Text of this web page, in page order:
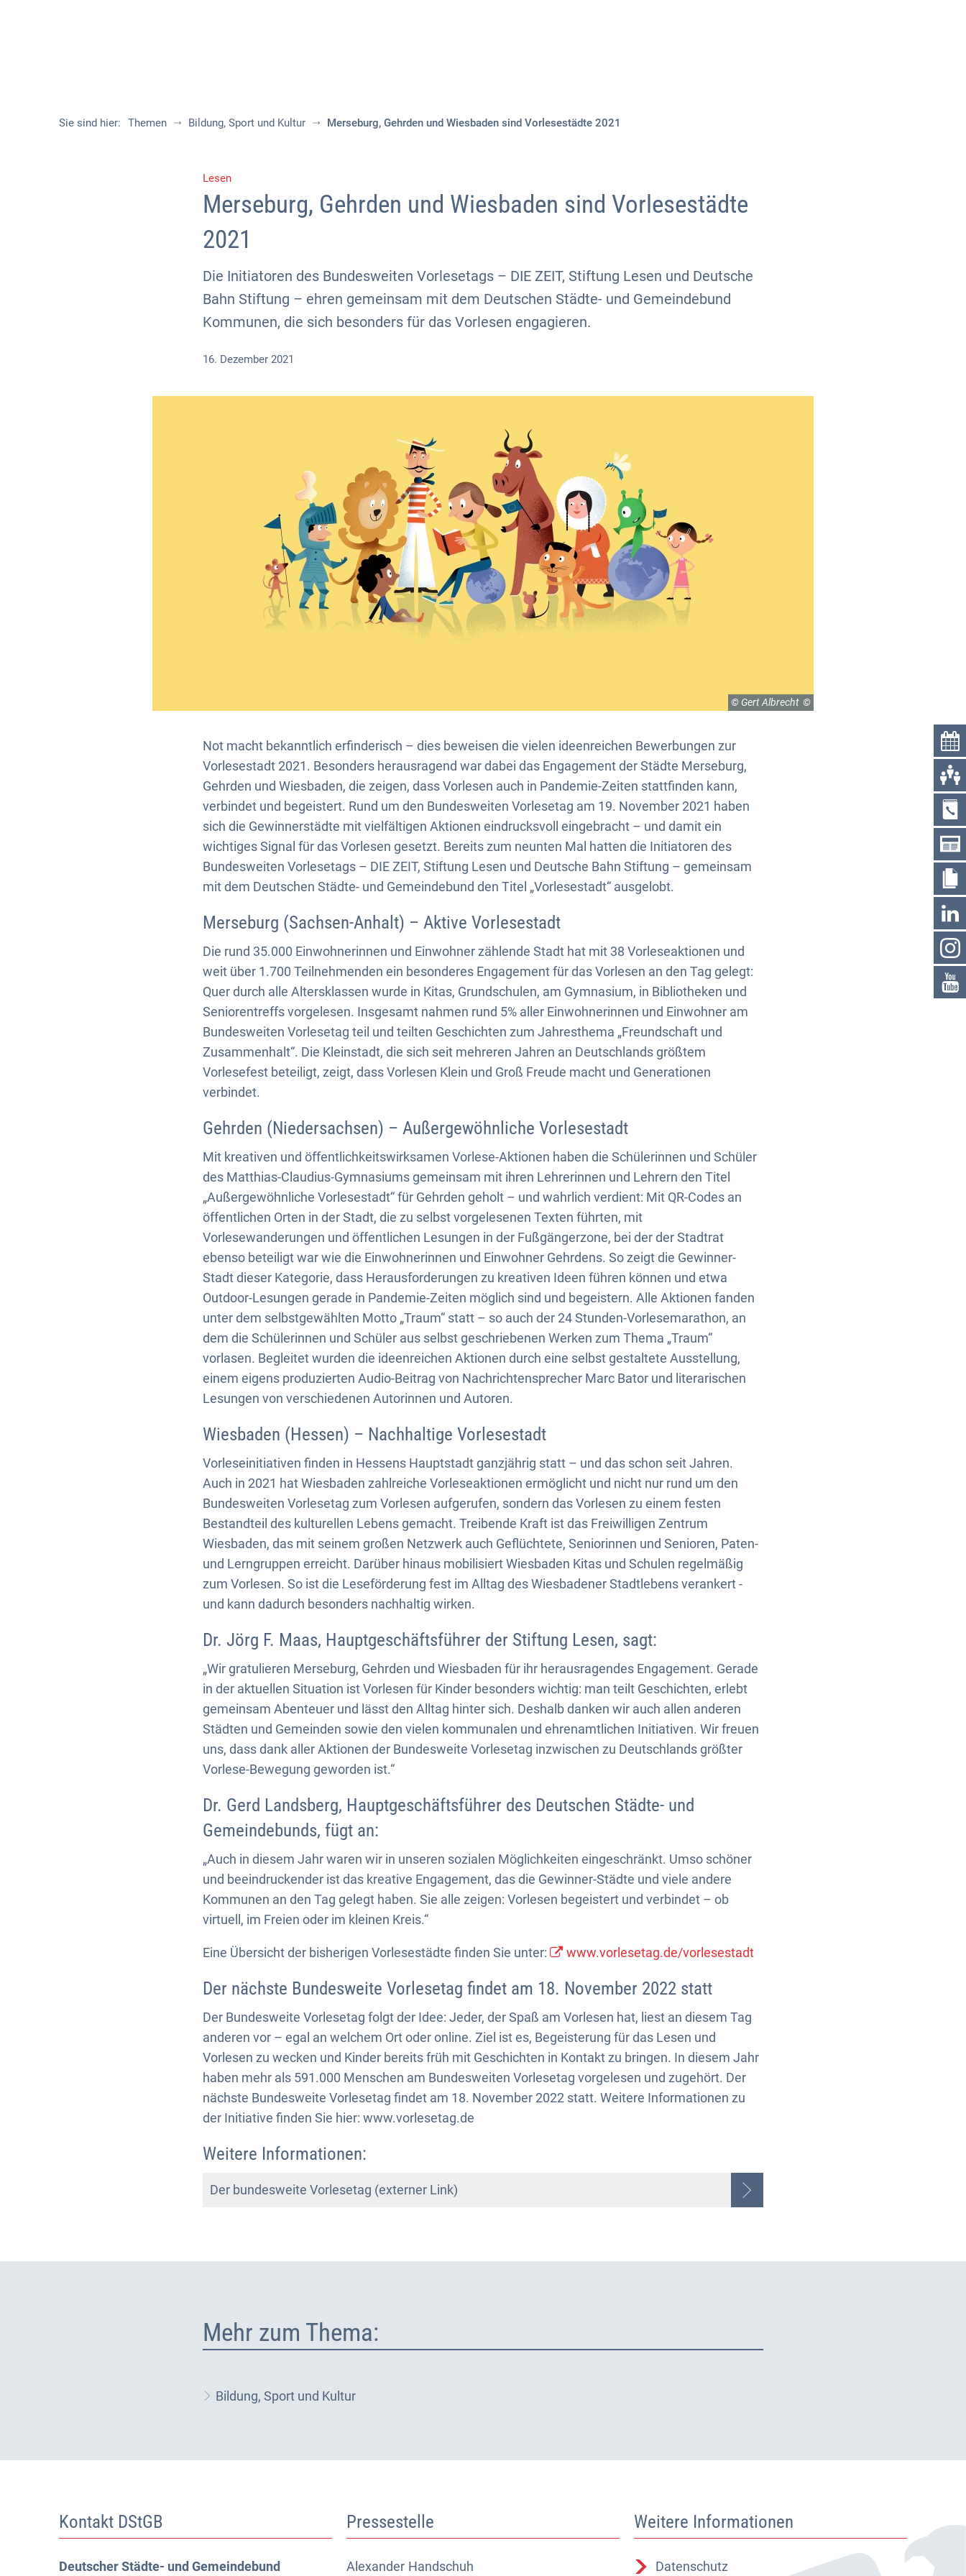
Sie sind hier: Themen Bildung, Sport und Kultur Merseburg, Gehrden und Wiesbaden sind Vorlesestädte 2021
Lesen
Merseburg, Gehrden und Wiesbaden sind Vorlesestädte
2021
Die Initiatoren des Bundesweiten Vorlesetags – DIE ZEIT, Stiftung Lesen und Deutsche
Bahn Stiftung – ehren gemeinsam mit dem Deutschen Städte- und Gemeindebund
Kommunen, die sich besonders für das Vorlesen engagieren.
16. Dezember 2021
© Gert Albrecht
Not macht bekanntlich erfinderisch – dies beweisen die vielen ideenreichen Bewerbungen zur
Vorlesestadt 2021. Besonders herausragend war dabei das Engagement der Städte Merseburg,
Gehrden und Wiesbaden, die zeigen, dass Vorlesen auch in Pandemie-Zeiten stattfinden kann,
verbindet und begeistert. Rund um den Bundesweiten Vorlesetag am 19. November 2021 haben
sich die Gewinnerstädte mit vielfältigen Aktionen eindrucksvoll eingebracht – und damit ein
wichtiges Signal für das Vorlesen gesetzt. Bereits zum neunten Mal hatten die Initiatoren des
Bundesweiten Vorlesetags – DIE ZEIT, Stiftung Lesen und Deutsche Bahn Stiftung – gemeinsam
mit dem Deutschen Städte- und Gemeindebund den Titel „Vorlesestadt“ ausgelobt.
Merseburg (Sachsen-Anhalt) – Aktive Vorlesestadt
Die rund 35.000 Einwohnerinnen und Einwohner zählende Stadt hat mit 38 Vorleseaktionen und
weit über 1.700 Teilnehmenden ein besonderes Engagement für das Vorlesen an den Tag gelegt:
Quer durch alle Altersklassen wurde in Kitas, Grundschulen, am Gymnasium, in Bibliotheken und
Seniorentreffs vorgelesen. Insgesamt nahmen rund 5% aller Einwohnerinnen und Einwohner am
Bundesweiten Vorlesetag teil und teilten Geschichten zum Jahresthema „Freundschaft und
Zusammenhalt“. Die Kleinstadt, die sich seit mehreren Jahren an Deutschlands größtem
Vorlesefest beteiligt, zeigt, dass Vorlesen Klein und Groß Freude macht und Generationen
verbindet.
Gehrden (Niedersachsen) – Außergewöhnliche Vorlesestadt
Mit kreativen und öffentlichkeitswirksamen Vorlese-Aktionen haben die Schülerinnen und Schüler
des Matthias-Claudius-Gymnasiums gemeinsam mit ihren Lehrerinnen und Lehrern den Titel
„Außergewöhnliche Vorlesestadt“ für Gehrden geholt – und wahrlich verdient: Mit QR-Codes an
öffentlichen Orten in der Stadt, die zu selbst vorgelesenen Texten führten, mit
Vorlesewanderungen und öffentlichen Lesungen in der Fußgängerzone, bei der der Stadtrat
ebenso beteiligt war wie die Einwohnerinnen und Einwohner Gehrdens. So zeigt die Gewinner-
Stadt dieser Kategorie, dass Herausforderungen zu kreativen Ideen führen können und etwa
Outdoor-Lesungen gerade in Pandemie-Zeiten möglich sind und begeistern. Alle Aktionen fanden
unter dem selbstgewählten Motto „Traum“ statt – so auch der 24 Stunden-Vorlesemarathon, an
dem die Schülerinnen und Schüler aus selbst geschriebenen Werken zum Thema „Traum“
vorlasen. Begleitet wurden die ideenreichen Aktionen durch eine selbst gestaltete Ausstellung,
einem eigens produzierten Audio-Beitrag von Nachrichtensprecher Marc Bator und literarischen
Lesungen von verschiedenen Autorinnen und Autoren.
Wiesbaden (Hessen) – Nachhaltige Vorlesestadt
Vorleseinitiativen finden in Hessens Hauptstadt ganzjährig statt – und das schon seit Jahren.
Auch in 2021 hat Wiesbaden zahlreiche Vorleseaktionen ermöglicht und nicht nur rund um den
Bundesweiten Vorlesetag zum Vorlesen aufgerufen, sondern das Vorlesen zu einem festen
Bestandteil des kulturellen Lebens gemacht. Treibende Kraft ist das Freiwilligen Zentrum
Wiesbaden, das mit seinem großen Netzwerk auch Geflüchtete, Seniorinnen und Senioren, Paten-
und Lerngruppen erreicht. Darüber hinaus mobilisiert Wiesbaden Kitas und Schulen regelmäßig
zum Vorlesen. So ist die Leseförderung fest im Alltag des Wiesbadener Stadtlebens verankert -
und kann dadurch besonders nachhaltig wirken.
Dr. Jörg F. Maas, Hauptgeschäftsführer der Stiftung Lesen, sagt:
„Wir gratulieren Merseburg, Gehrden und Wiesbaden für ihr herausragendes Engagement. Gerade
in der aktuellen Situation ist Vorlesen für Kinder besonders wichtig: man teilt Geschichten, erlebt
gemeinsam Abenteuer und lässt den Alltag hinter sich. Deshalb danken wir auch allen anderen
Städten und Gemeinden sowie den vielen kommunalen und ehrenamtlichen Initiativen. Wir freuen
uns, dass dank aller Aktionen der Bundesweite Vorlesetag inzwischen zu Deutschlands größter
Vorlese-Bewegung geworden ist.“
Dr. Gerd Landsberg, Hauptgeschäftsführer des Deutschen Städte- und
Gemeindebunds, fügt an:
„Auch in diesem Jahr waren wir in unseren sozialen Möglichkeiten eingeschränkt. Umso schöner
und beeindruckender ist das kreative Engagement, das die Gewinner-Städte und viele andere
Kommunen an den Tag gelegt haben. Sie alle zeigen: Vorlesen begeistert und verbindet – ob
virtuell, im Freien oder im kleinen Kreis.“
Eine Übersicht der bisherigen Vorlesestädte finden Sie unter: www.vorlesetag.de/vorlesestadt
Der nächste Bundesweite Vorlesetag findet am 18. November 2022 statt
Der Bundesweite Vorlesetag folgt der Idee: Jeder, der Spaß am Vorlesen hat, liest an diesem Tag
anderen vor – egal an welchem Ort oder online. Ziel ist es, Begeisterung für das Lesen und
Vorlesen zu wecken und Kinder bereits früh mit Geschichten in Kontakt zu bringen. In diesem Jahr
haben mehr als 591.000 Menschen am Bundesweiten Vorlesetag vorgelesen und zugehört. Der
nächste Bundesweite Vorlesetag findet am 18. November 2022 statt. Weitere Informationen zu
der Initiative finden Sie hier: www.vorlesetag.de
Weitere Informationen:
Der bundesweite Vorlesetag (externer Link)
Mehr zum Thema:
Bildung, Sport und Kultur
Kontakt DStGB
Deutscher Städte- und Gemeindebund
Pressestelle
Alexander Handschuh
Alexander Handschuh (Pressesprecher)
Weitere Informationen
Datenschutz